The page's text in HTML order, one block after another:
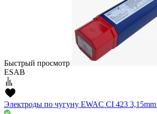
Быстрый просмотр
ESAB
Электроды по чугуну EWAC CI 423 3,15mm